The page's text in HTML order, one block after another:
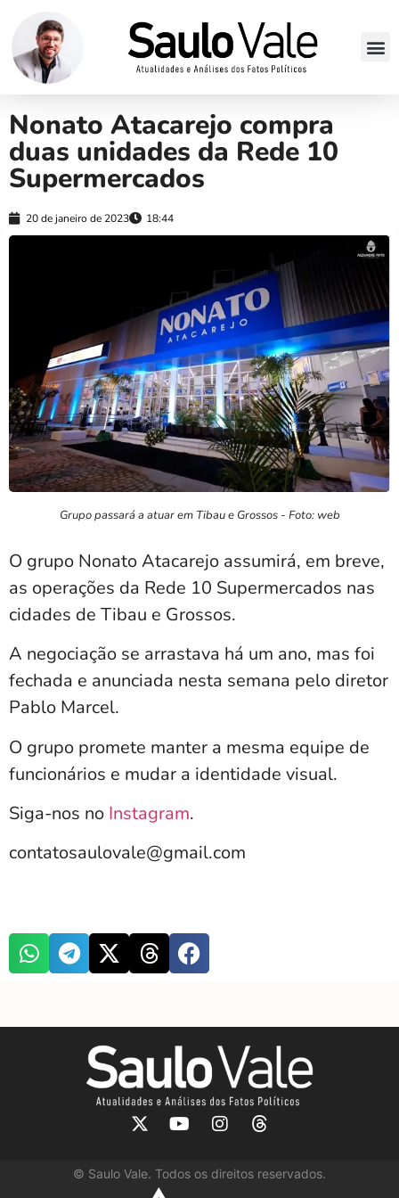
Nonato Atacarejo compra
duas unidades da Rede 10
Supermercados
20 de janeiro de 2023 18:44
Grupo passará a atuar em Tibau e Grossos - Foto: web
O grupo Nonato Atacarejo assumirá, em breve,
as operações da Rede 10 Supermercados nas
cidades de Tibau e Grossos.
A negociação se arrastava há um ano, mas foi
fechada e anunciada nesta semana pelo diretor
Pablo Marcel.
O grupo promete manter a mesma equipe de
funcionários e mudar a identidade visual.
Siga-nos no Instagram.
contatosaulovale@gmail.com
© Saulo Vale. Todos os direitos reservados.